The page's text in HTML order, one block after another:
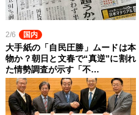
2/6 国内
大手紙の「自民圧勝」ムードは本
物か？朝日と文春で“真逆”に割れ
た情勢調査が示す「不…